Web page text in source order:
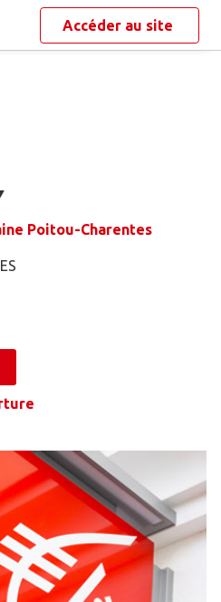
Accéder au site
Poitou-Charentes